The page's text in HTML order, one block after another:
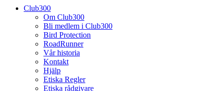
Club300
Om Club300
Bli medlem i Club300
Bird Protection
RoadRunner
Vår historia
Kontakt
Hjälp
Etiska Regler
Etiska rådgivare